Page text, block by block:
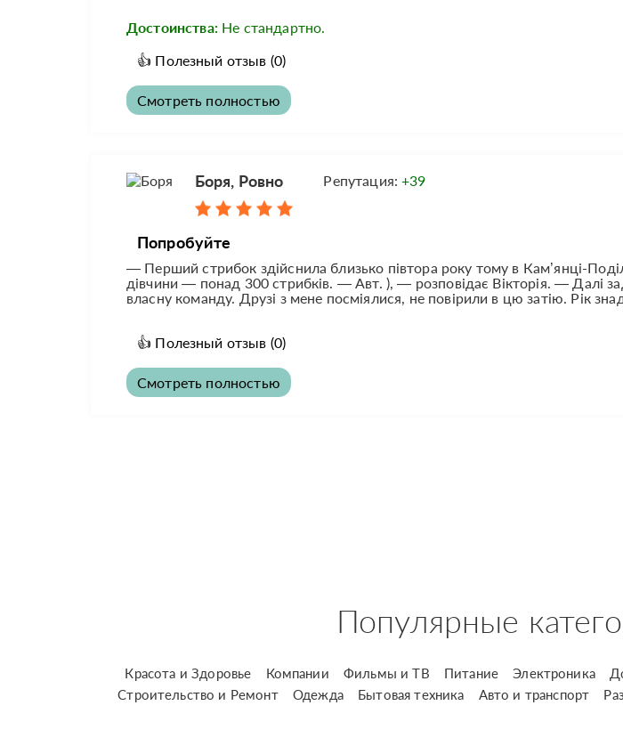
Достоинства: Не стандартно.
👍 Полезный отзыв (0)
Смотреть полностью
Боря, Ровно Репутация:+39
Попробуйте
— Перший стрибок здійснила близько півтора року тому в Кам’янці-
дівчини — понад 300 стрибків. — Авт. ), — розповідає Вікторія. — Далі
власну команду. Друзі з мене посміялися, не повірили в цю затію. Рік
👍 Полезный отзыв (0)
Смотреть полностью
Популярные
Красота и Здоровье Компании Фильмы и ТВ Питание Электроника
Строительство и Ремонт
Одежда Бытовая техника Авто и транспорт